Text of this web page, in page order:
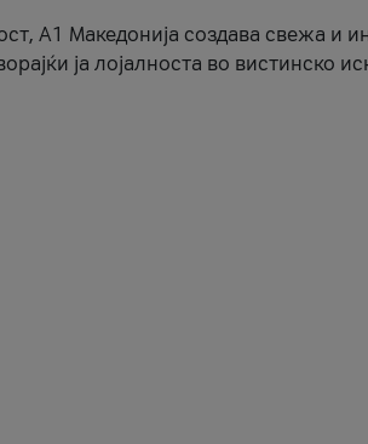
А1 Македонија создава свежа и
ја лојалноста во вистинско